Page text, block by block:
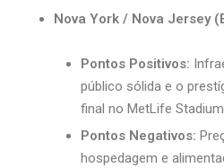
Nova York / Nova Jersey
Pontos Positivos:
público sólida e o
final no MetLife
Pontos Negativos:
hospedagem e